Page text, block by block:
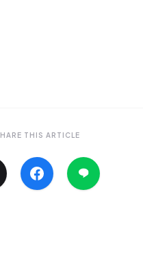
THIS ARTICLE